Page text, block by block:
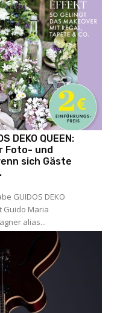
DEKO QUEEN:
Foto- und
sich Gäste
GUIDOS DEKO
Guido Maria
alias...